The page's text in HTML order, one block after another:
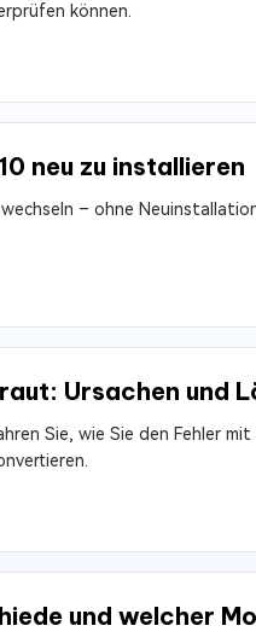
können.
neu zu installieren
– ohne
Ursachen und
Sie, wie Sie den Fehler
und welcher